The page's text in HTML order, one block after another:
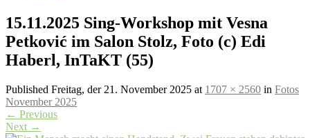
15.11.2025 Sing-Workshop mit Vesna
Petković im Salon Stolz, Foto (c) Edi
Haberl, InTaKT (55)
Published Freitag, der 21. November 2025 at 1707 × 2560 in Fotos
November 2025
← Previous
Next →